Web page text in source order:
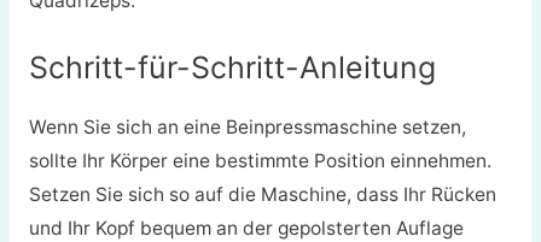
Schritt-für-Schritt-Anleitung
Wenn Sie sich an eine Beinpressmaschine setzen,
sollte Ihr Körper eine bestimmte Position einnehmen.
Setzen Sie sich so auf die Maschine, dass Ihr Rücken
und Ihr Kopf bequem an der gepolsterten Auflage